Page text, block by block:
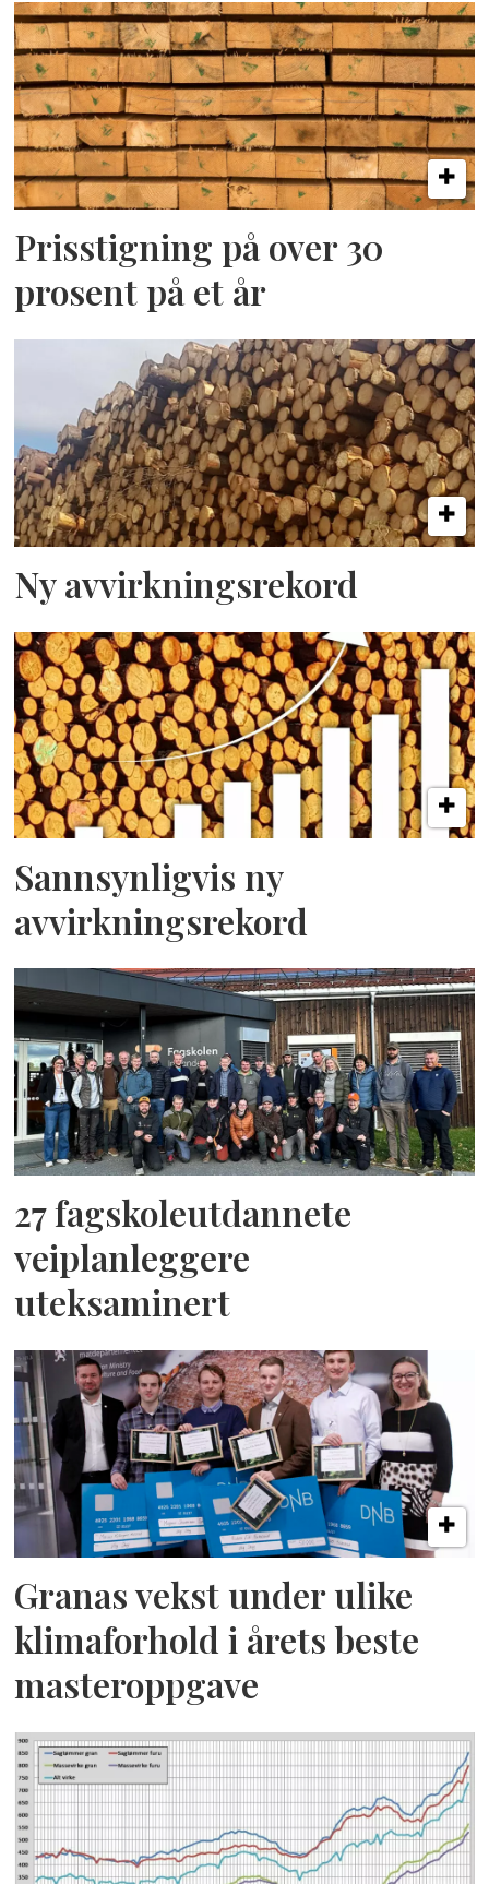
Prisstigning på over 30
prosent på et år
Ny avvirkningsrekord
Sannsynligvis ny
avvirkningsrekord
27 fagskoleutdannete
veiplanleggere
uteksaminert
Granas vekst under ulike
klimaforhold i årets beste
masteroppgave